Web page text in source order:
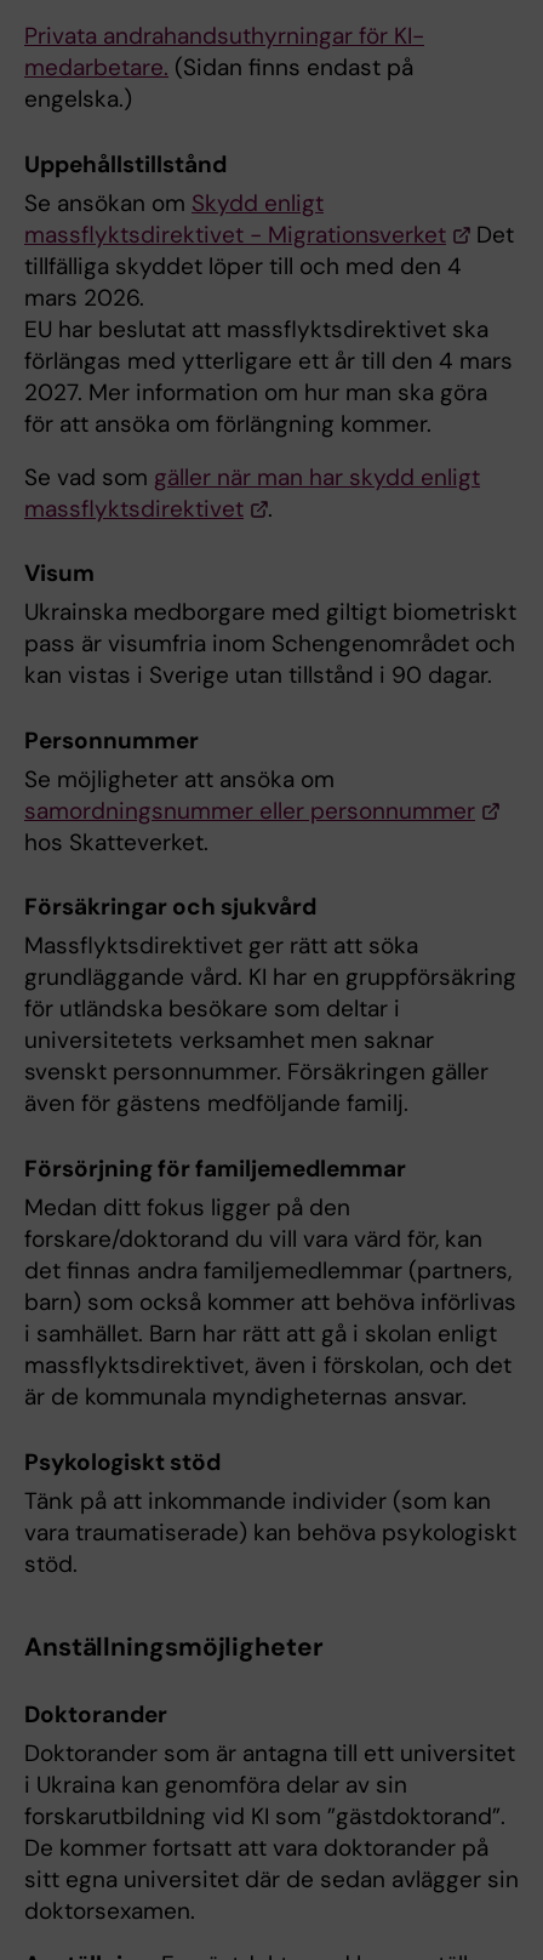
Privata andrahandsuthyrningar för KI-
medarbetare. (Sidan finns endast på
engelska.)
Uppehållstillstånd
Se ansökan om Skydd enligt
massflyktsdirektivet - Migrationsverket
Det
tillfälliga skyddet löper till och med den 4
mars 2026.
EU har beslutat att massflyktsdirektivet ska
förlängas med ytterligare ett år till den 4 mars
2027. Mer information om hur man ska göra
för att ansöka om förlängning kommer.
Se vad som gäller när man har skydd enligt
massflyktsdirektivet
.
Visum
Ukrainska medborgare med giltigt biometriskt
pass är visumfria inom Schengenområdet och
kan vistas i Sverige utan tillstånd i 90 dagar.
Personnummer
Se möjligheter att ansöka om
samordningsnummer eller personnummer
hos Skatteverket.
Försäkringar och sjukvård
Massflyktsdirektivet ger rätt att söka
grundläggande vård. KI har en gruppförsäkring
för utländska besökare som deltar i
universitetets verksamhet men saknar
svenskt personnummer. Försäkringen gäller
även för gästens medföljande familj.
Försörjning för familjemedlemmar
Medan ditt fokus ligger på den
forskare/doktorand du vill vara värd för, kan
det finnas andra familjemedlemmar (partners,
barn) som också kommer att behöva införlivas
i samhället. Barn har rätt att gå i skolan enligt
massflyktsdirektivet, även i förskolan, och det
är de kommunala myndigheternas ansvar.
Psykologiskt stöd
Tänk på att inkommande individer (som kan
vara traumatiserade) kan behöva psykologiskt
stöd.
Anställningsmöjligheter
Doktorander
Doktorander som är antagna till ett universitet
i Ukraina kan genomföra delar av sin
forskarutbildning vid KI som ”gästdoktorand”.
De kommer fortsatt att vara doktorander på
sitt egna universitet där de sedan avlägger sin
doktorsexamen.